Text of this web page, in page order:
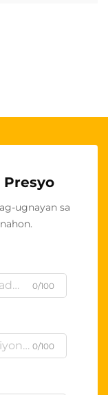
ugnayan sa
0/100
0/100